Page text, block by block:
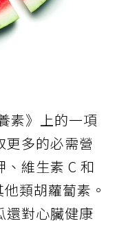
素》上的一項
更多的必需營
維生素 C 和
類胡蘿蔔素。
還對心臟健康